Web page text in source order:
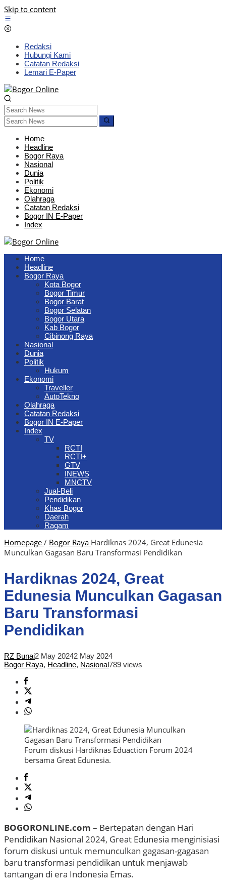
Skip to content
Redaksi
Hubungi Kami
Catatan Redaksi
Lemari E-Paper
Home
Headline
Bogor Raya
Nasional
Dunia
Politik
Ekonomi
Olahraga
Catatan Redaksi
Bogor IN E-Paper
Index
Home
Headline
Bogor Raya
Kota Bogor
Bogor Timur
Bogor Barat
Bogor Selatan
Bogor Utara
Kab Bogor
Cibinong Raya
Nasional
Dunia
Politik
Hukum
Ekonomi
Traveller
AutoTekno
Olahraga
Catatan Redaksi
Bogor IN E-Paper
Index
TV
RCTI
RCTI+
GTV
INEWS
MNCTV
Jual-Beli
Pendidikan
Khas Bogor
Daerah
Ragam
Homepage / Bogor Raya Hardiknas 2024, Great Edunesia
Munculkan Gagasan Baru Transformasi Pendidikan
Hardiknas 2024, Great
Edunesia Munculkan Gagasan
Baru Transformasi
Pendidikan
RZ Bunai2 May 20242 May 2024
Bogor Raya, Headline, Nasional789 views
Forum diskusi Hardiknas Eduaction Forum 2024
bersama Great Edunesia.
BOGORONLINE.com – Bertepatan dengan Hari
Pendidikan Nasional 2024, Great Edunesia menginisiasi
forum diskusi untuk memunculkan gagasan-gagasan
baru transformasi pendidikan untuk menjawab
tantangan di era Indonesia Emas.